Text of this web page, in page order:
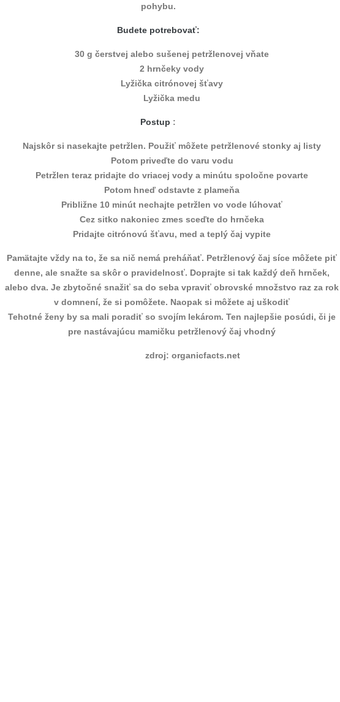
pohybu.
Budete potrebovať:
30 g čerstvej alebo sušenej petržlenovej vňate
2 hrnčeky vody
Lyžička citrónovej šťavy
Lyžička medu
Postup :
Najskôr si nasekajte petržlen. Použiť môžete petržlenové stonky aj listy
Potom priveďte do varu vodu
Petržlen teraz pridajte do vriacej vody a minútu spoločne povarte
Potom hneď odstavte z plameňa
Približne 10 minút nechajte petržlen vo vode lúhovať
Cez sitko nakoniec zmes sceďte do hrnčeka
Pridajte citrónovú šťavu, med a teplý čaj vypite
Pamätajte vždy na to, že sa nič nemá preháňať. Petržlenový čaj síce môžete piť
denne, ale snažte sa skôr o pravidelnosť. Doprajte si tak každý deň hrnček,
alebo dva. Je zbytočné snažiť sa do seba vpraviť obrovské množstvo raz za rok
v domnení, že si pomôžete. Naopak si môžete aj uškodiť
Tehotné ženy by sa mali poradiť so svojím lekárom. Ten najlepšie posúdi, či je
pre nastávajúcu mamičku petržlenový čaj vhodný
zdroj: organicfacts.net